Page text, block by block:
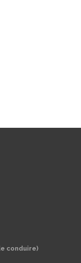
conduire)